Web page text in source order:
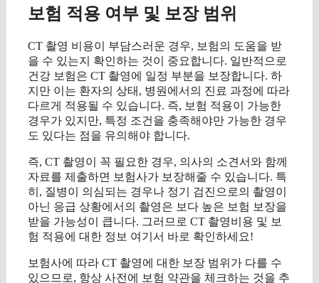
보험 적용 여부 및 보장 범위
CT 촬영 비용이 부담스러운 경우, 보험의 도움을 받
을 수 있는지 확인하는 것이 중요합니다. 일반적으로
건강 보험은 CT 촬영에 일정 부분을 보장합니다. 하
지만 이는 환자의 상태, 병원에서의 진료 과정에 따라
다르게 적용될 수 있습니다. 즉, 보험 적용이 가능한
경우가 있지만, 특정 조건을 충족해야만 가능한 경우
도 있다는 점을 유의해야 합니다.
즉, CT 촬영이 꼭 필요한 경우, 의사의 소견서와 함께
자료를 제출하면 보험사가 보장해줄 수 있습니다. 특
히, 질병이 의심되는 경우나 정기 검진으로의 촬영이
아닌 응급 상황에서의 촬영은 보다 높은 보험 보장을
받을 가능성이 큽니다. 그러므로 CT 촬영비용 및 보
험 적용에 대한 정보 여기서 바로 확인하세요!
보험사에 따라 CT 촬영에 대한 보장 범위가 다를 수
있으므로, 항상 사전에 보험 약관을 체크하는 것을 추